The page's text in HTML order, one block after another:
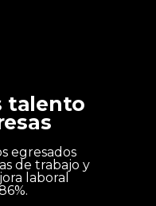
talento
egresados
de trabajo y
laboral